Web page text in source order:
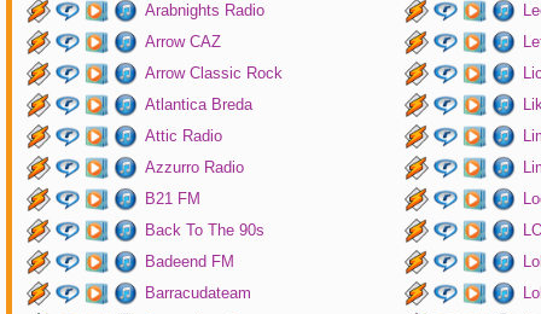
Arabnights Radio
Arrow CAZ
Arrow Classic Rock
Atlantica Breda
Attic Radio
Azzurro Radio
B21 FM
Back To The 90s
Badeend FM
Barracudateam